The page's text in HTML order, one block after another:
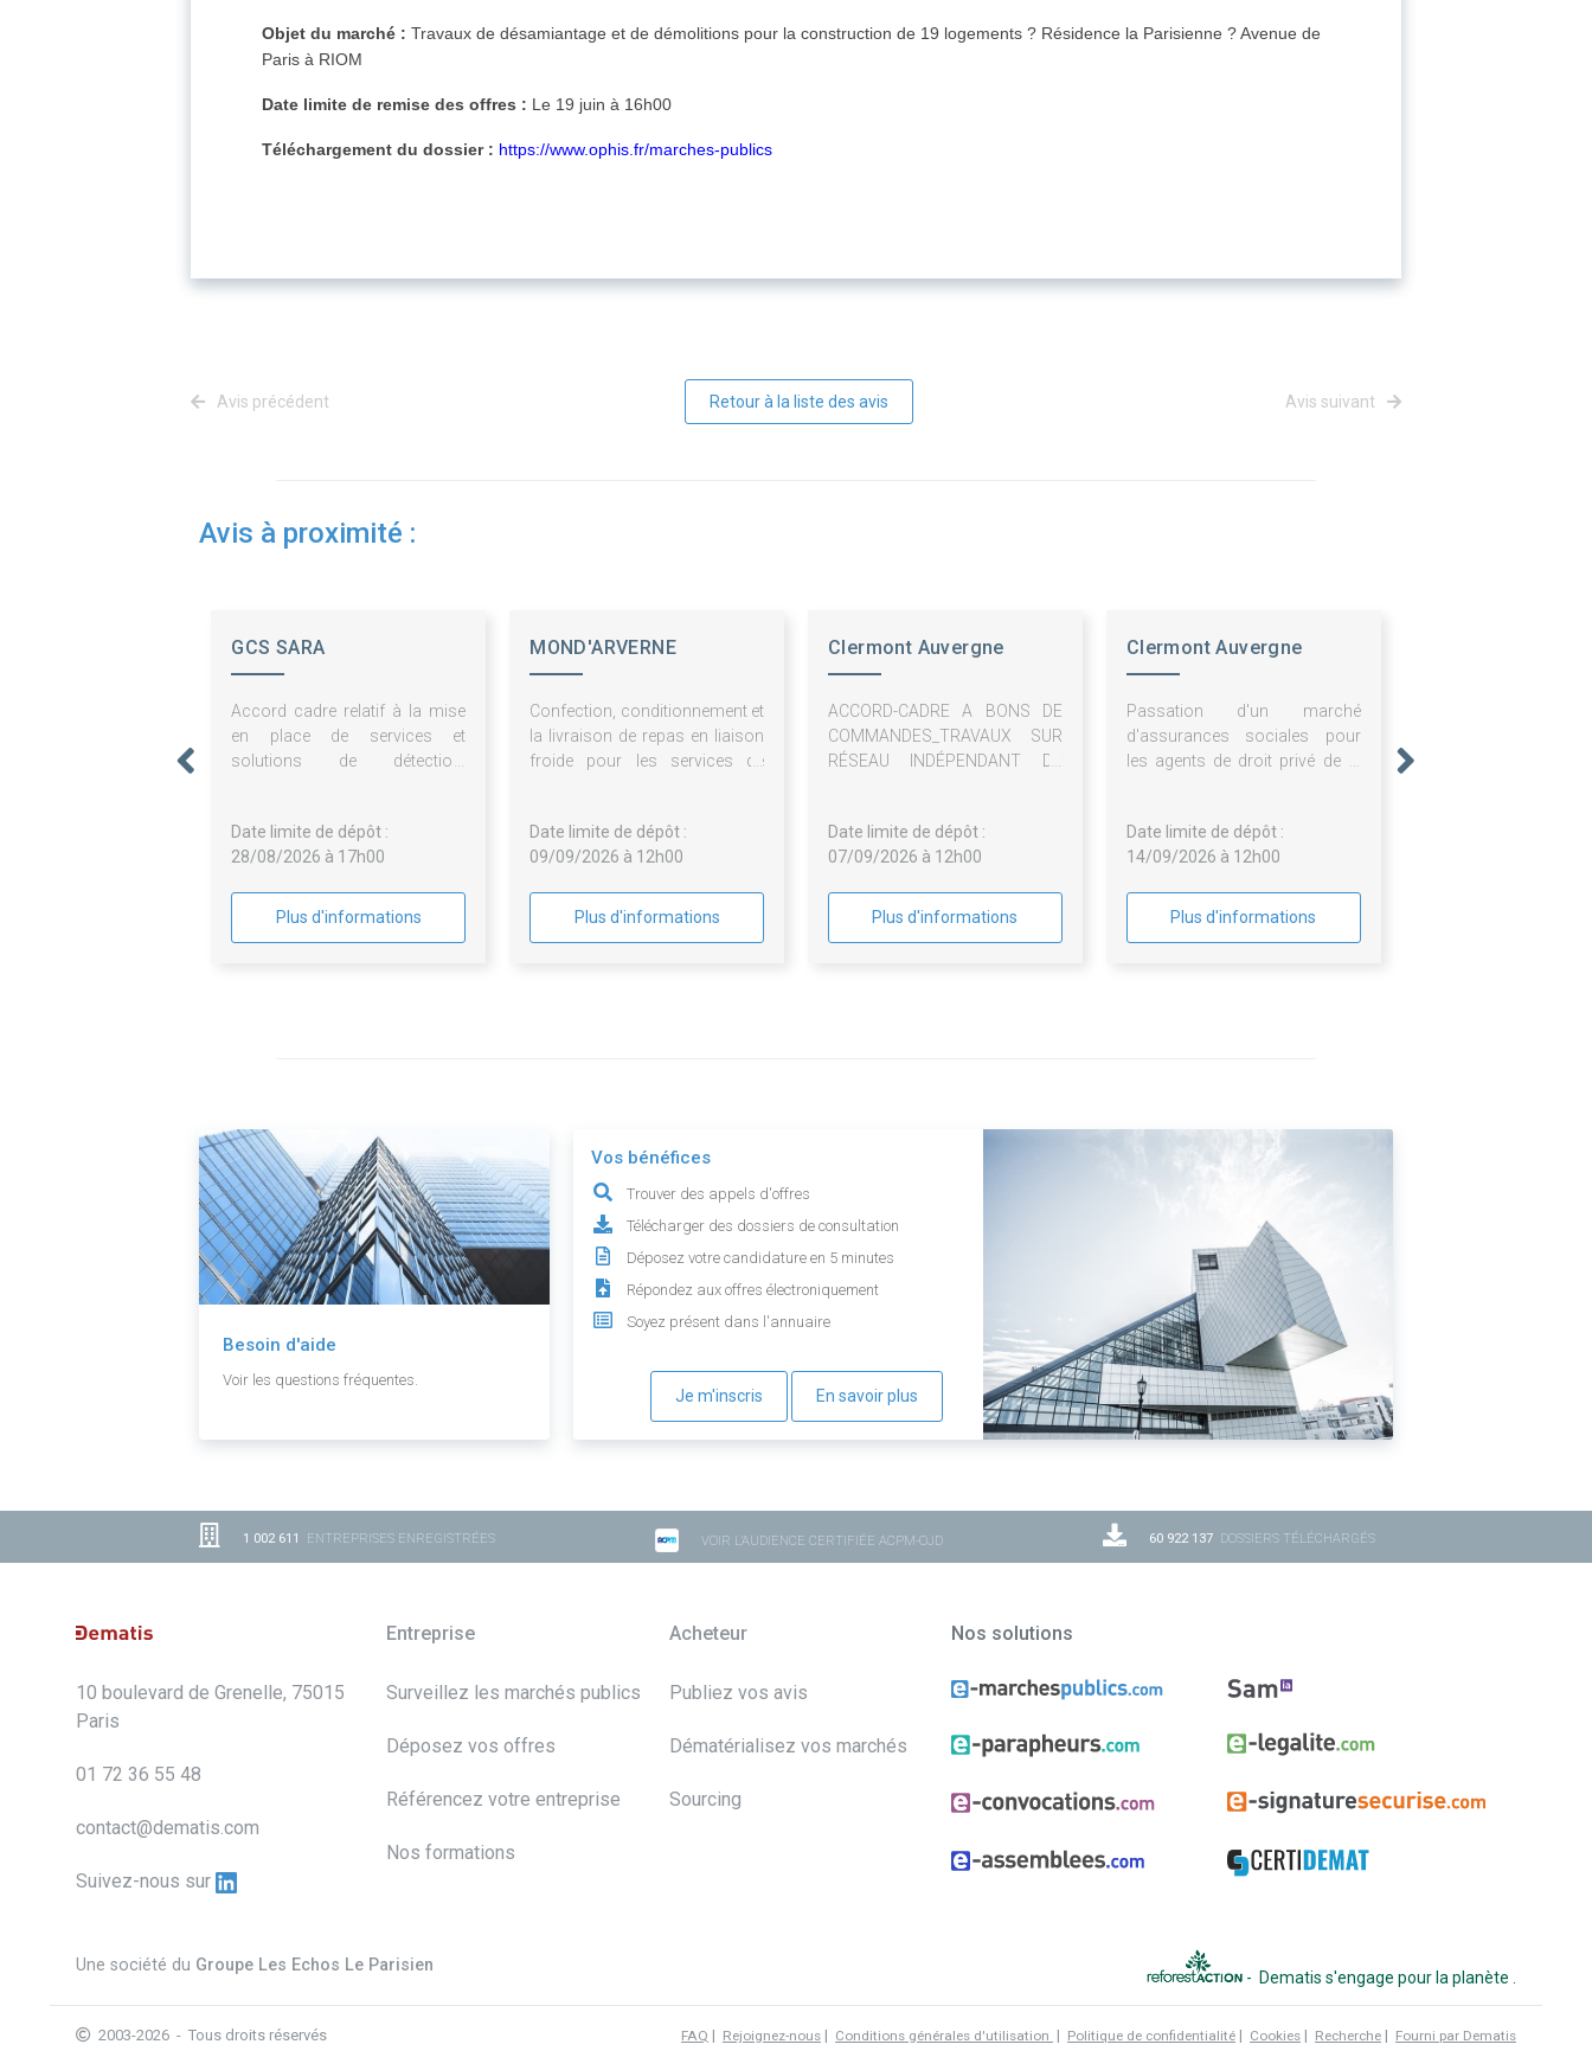
Objet du marché : Travaux de désamiantage et de démolitions pour la construction de 19 logements ? Résidence la Parisienne ? Avenue de
Paris à RIOM
Date limite de remise des offres : Le 19 juin à 16h00
Téléchargement du dossier : https://www.ophis.fr/marches-publics
Avis précédent Retour à la liste des avis Avis suivant
Avis à proximité :
GCS SARA
Accord cadre relatif à la mise
en place de services et
solutions de détection,
Antispam)
Date limite de dépôt :
28/08/2026 à 17h00
Plus d'informations
MOND'ARVERNE
Confection, conditionnement et
la livraison de repas en liaison
froide pour les services de
Date limite de dépôt :
09/09/2026 à 12h00
Plus d'informations
Clermont Auvergne
Client)
ACCORD-CADRE A BONS DE
COMMANDES_TRAVAUX SUR
RÉSEAU INDÉPENDANT DE
Date limite de dépôt :
07/09/2026 à 12h00
Plus d'informations
Clermont Auvergne
Client)
Passation d'un marché
d'assurances sociales pour
les agents de droit privé de la
Auvergne Métropole
Date limite de dépôt :
14/09/2026 à 12h00
Plus d'informations
Besoin d'aide
Voir les questions fréquentes.
Vos bénéfices
Trouver des appels d'offres
Télécharger des dossiers de consultation
Déposez votre candidature en 5 minutes
Répondez aux offres électroniquement
Soyez présent dans l'annuaire
Je m'inscris En savoir plus
1 002 611 ENTREPRISES ENREGISTRÉES VOIR L'AUDIENCE CERTIFIÉE ACPM-OJD 60 922 137 DOSSIERS TÉLÉCHARGÉS
10 boulevard de Grenelle, 75015
Paris
01 72 36 55 48
contact@dematis.com
Suivez-nous sur
Entreprise
Surveillez les marchés publics
Déposez vos offres
Référencez votre entreprise
Nos formations
Acheteur
Publiez vos avis
Dématérialisez vos marchés
Sourcing
Nos solutions
Une société du Groupe Les Echos Le Parisien
- Dematis s'engage pour la planète
2003-2026 - Tous droits réservés FAQ | Rejoignez-nous | Conditions générales d'utilisation | Politique de confidentialité | Cookies | Recherche | Fourni par Dematis